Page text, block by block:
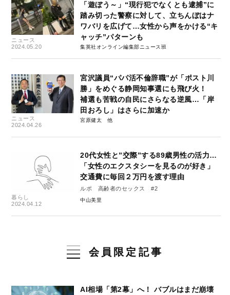
ニュース
2024.05.20
「遊ぼう～」“現行犯でなくとも逮捕”に
踏み切った警察に対して、立ちんぼはナ
ワバリを広げて…女性から声をかける“キ
ャッチ”パターンも
集英社オンライン編集部ニュース班
ニュース
2024.04.26
宮沢議員“パパ活不倫辞職”が「ポスト川
勝」をめぐる静岡知事選にも飛び火！
補選も苦戦の自民にさらなる逆風…「岸
田おろし」はさらに加速か
宮原健太
暮らし
2024.04.12
20代女性と”交際”する89歳男性の活力…
「女性のエクスタシーを見るのが好き」
交通費に毎回２万円を渡す理由
ルポ 高齢者のセックス #2
中山美里
会員限定記事
AI相場「第2幕」へ！ バブルはまだ崩壊